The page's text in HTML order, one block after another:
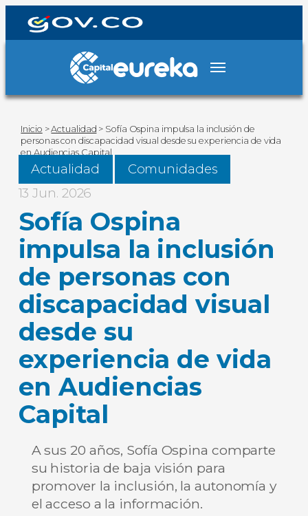
Inicio >Actualidad > Sofía Ospina impulsa la inclusión de
personas con discapacidad visual desde su experiencia de vida
en Audiencias Capital
Actualidad
Comunidades
13 Jun. 2026
Sofía Ospina
impulsa la inclusión
de personas con
discapacidad visual
desde su
experiencia de vida
en Audiencias
Capital
A sus 20 años, Sofía Ospina comparte
su historia de baja visión para
promover la inclusión, la autonomía y
el acceso a la información.